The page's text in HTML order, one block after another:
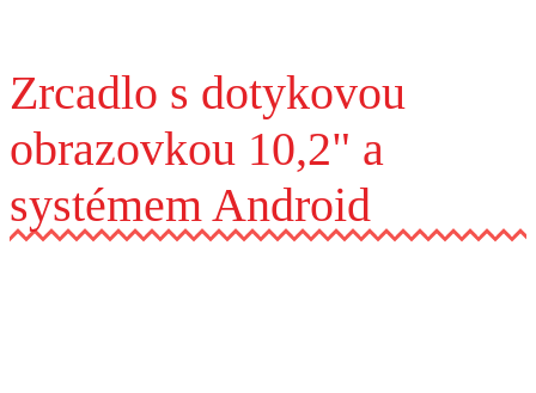
Zrcadlo s dotykovou
obrazovkou 10,2" a
systémem Android